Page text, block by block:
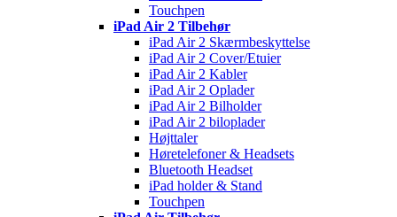
Touchpen
iPad Air 2 Tilbehør
iPad Air 2 Skærmbeskyttelse
iPad Air 2 Cover/Etuier
iPad Air 2 Kabler
iPad Air 2 Oplader
iPad Air 2 Bilholder
iPad Air 2 biloplader
Højttaler
Høretelefoner & Headsets
Bluetooth Headset
iPad holder & Stand
Touchpen